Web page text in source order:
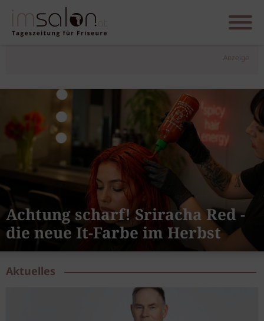
Anzeige
Achtung scharf! Sriracha Red -
die neue It-Farbe im Herbst
Aktuelles